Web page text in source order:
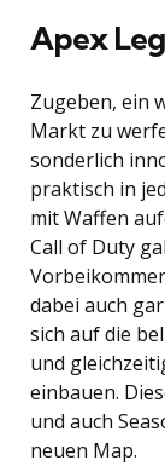
Apex
Zugeben, ein
Markt zu
sonderlich
praktisch in
mit Waffen
Call of Duty
dabei auch
sich auf die
und
einbauen.
und auch
neuen Map.